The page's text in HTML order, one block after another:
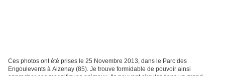
Ces photos ont été prises le 25 Novembre 2013, dans le Parc des
Engoulevents à Aizenay (85). Je trouve formidable de pouvoir ainsi